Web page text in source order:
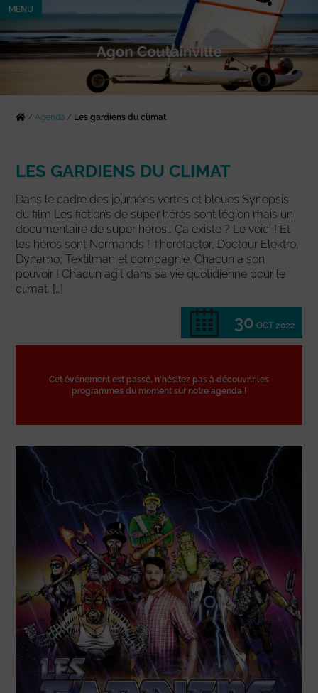
MENU
/Agenda / Les gardiens du climat
LES GARDIENS DU CLIMAT
Dans le cadre des journées vertes et bleues Synopsis
du film Les fictions de super héros sont légion mais un
documentaire de super héros… Ça existe ? Le voici ! Et
les héros sont Normands ! Thoréfactor, Docteur Elektro,
Dynamo, Textilman et compagnie. Chacun a son
pouvoir ! Chacun agit dans sa vie quotidienne pour le
climat. […]
30 OCT 2022
Cet événement est passé, n'hésitez pas à découvrir les
programmes du moment sur notre agenda !